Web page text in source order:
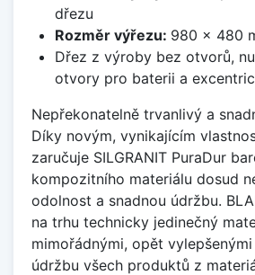
dřezu
Rozměr výřezu: 980 x 480
Dřez z výroby bez otvorů,
otvory pro baterii a
Nepřekonatelně trvanlivý a
Díky novým, vynikajícím
zaručuje SILGRANIT PuraDur
kompozitního materiálu dosud
odolnost a snadnou údržbu.
na trhu technicky jedinečný
mimořádnými, opět
údržbu všech produktů z